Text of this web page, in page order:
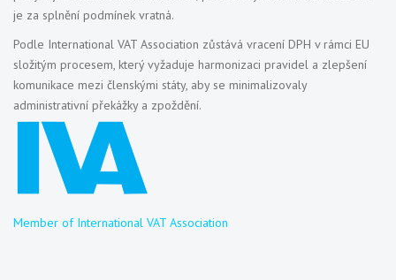
je za splnění podmínek vratná.
Podle International VAT Association zůstává vracení DPH v rámci EU
složitým procesem, který vyžaduje harmonizaci pravidel a zlepšení
komunikace mezi členskými státy, aby se minimalizovaly
administrativní překážky a zpoždění.
Member of International VAT Association